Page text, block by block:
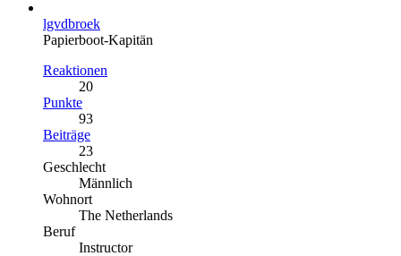
lgvdbroek
Papierboot-Kapitän
Reaktionen
20
Punkte
93
Beiträge
23
Geschlecht
Männlich
Wohnort
The Netherlands
Beruf
Instructor